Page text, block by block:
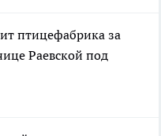
птицефабрика за
Раевской под